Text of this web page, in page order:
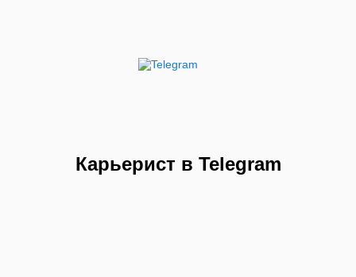
Карьерист в Telegram